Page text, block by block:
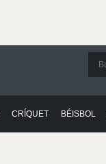
CRÍQUET BÉISBOL